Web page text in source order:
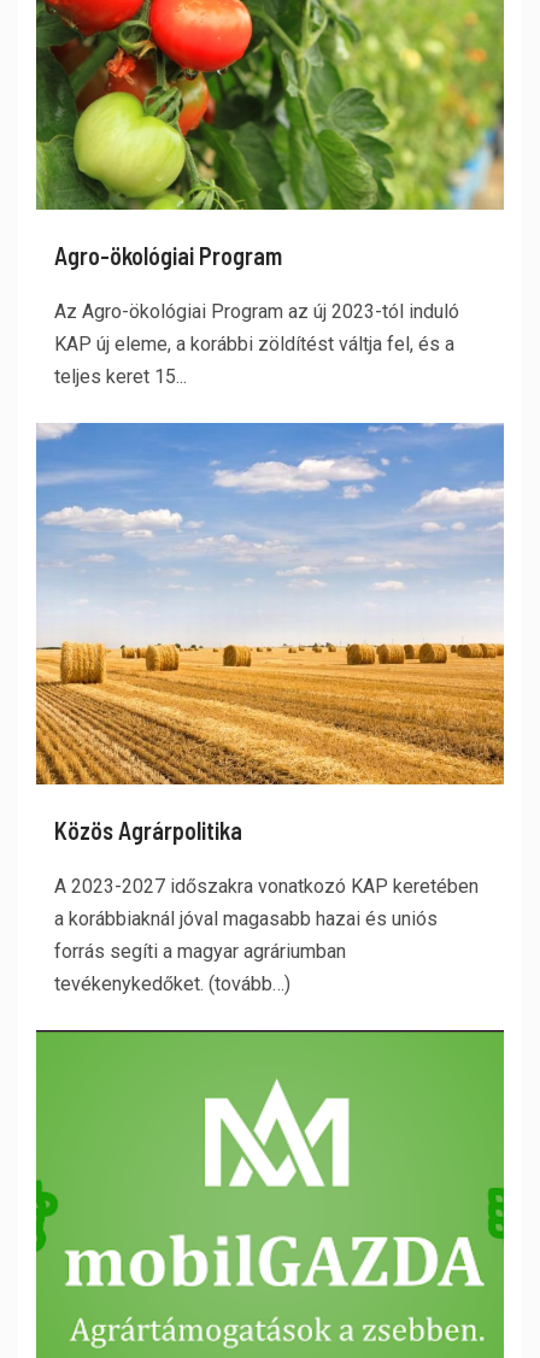
Agro-ökológiai Program
Az Agro-ökológiai Program az új 2023-tól induló
KAP új eleme, a korábbi zöldítést váltja fel, és a
teljes keret 15...
Közös Agrárpolitika
A 2023-2027 időszakra vonatkozó KAP keretében
a korábbiaknál jóval magasabb hazai és uniós
forrás segíti a magyar agráriumban
tevékenykedőket. (tovább…)